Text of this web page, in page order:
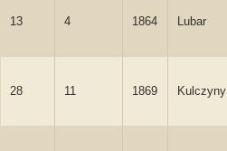
13 4 1864 Lubar
28 11 1869 Kulczyny